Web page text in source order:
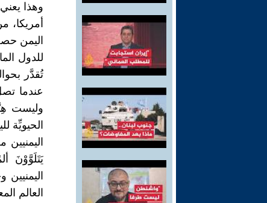
وهذا
عندما
وليست
الحيويِّة
يَتَلَوَّوْنَ
العالم